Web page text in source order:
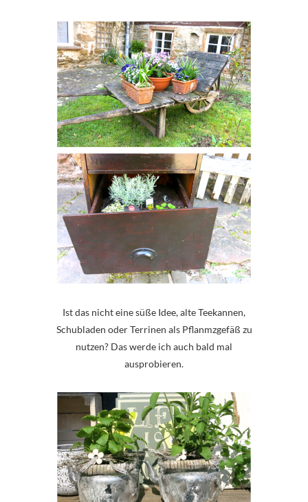
Ist das nicht eine süße Idee, alte Teekannen,
Schubladen oder Terrinen als Pflanmzgefäß zu
nutzen? Das werde ich auch bald mal
ausprobieren.